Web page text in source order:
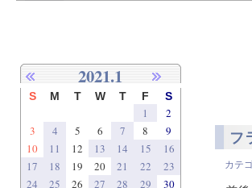
フ
カテ
2021.1
S M T W T F S
1
2
3
4 5 6 7 8
9
10
11 12 13 14 15
16
17
18 19 20 21 22
23
24
25 26 27 28 29
30